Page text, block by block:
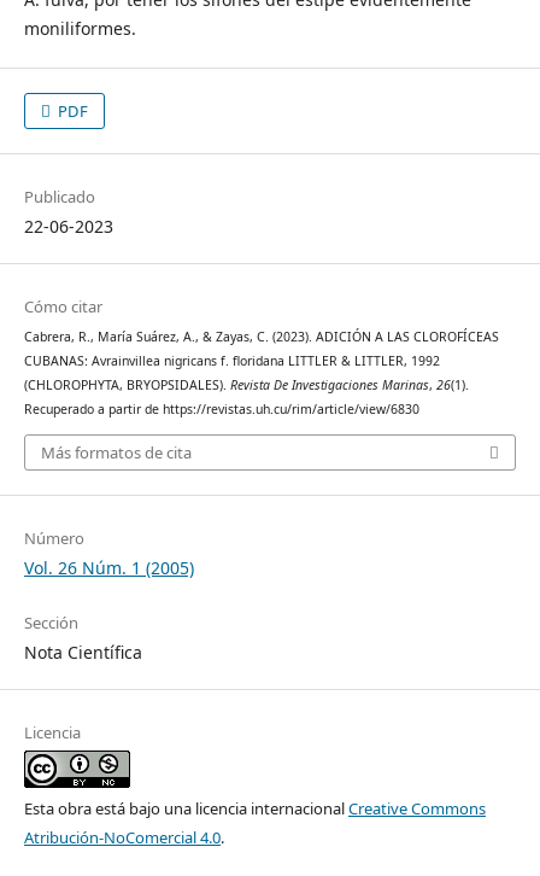
moniliformes.
PDF
Publicado
22-06-2023
Cómo citar
Cabrera, R., María Suárez, A., & Zayas, C. (2023). ADICIÓN A LAS CLOROFÍCEAS
CUBANAS: Avrainvillea nigricans f. floridana LITTLER & LITTLER, 1992
(CHLOROPHYTA, BRYOPSIDALES). Revista De Investigaciones Marinas, 26(1).
Recuperado a partir de https://revistas.uh.cu/rim/article/view/6830
Más formatos de cita
Número
Vol. 26 Núm. 1 (2005)
Sección
Nota Científica
Licencia
Esta obra está bajo una licencia internacionalCreative Commons
Atribución-NoComercial 4.0.